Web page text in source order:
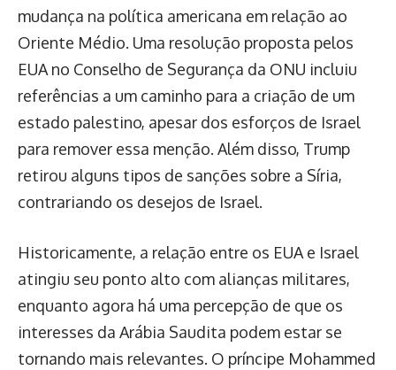
mudança na política americana em relação ao
Oriente Médio. Uma resolução proposta pelos
EUA no Conselho de Segurança da ONU incluiu
referências a um caminho para a criação de um
estado palestino, apesar dos esforços de Israel
para remover essa menção. Além disso, Trump
retirou alguns tipos de sanções sobre a Síria,
contrariando os desejos de Israel.
Historicamente, a relação entre os EUA e Israel
atingiu seu ponto alto com alianças militares,
enquanto agora há uma percepção de que os
interesses da Arábia Saudita podem estar se
tornando mais relevantes. O príncipe Mohammed